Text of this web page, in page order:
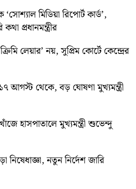
মিডিয়া রিপোর্ট কার্ড’,
প্রধানমন্ত্রীর
লেয়ার’ নয়, সুপ্রিম কোর্টে কেন্দ্রের
আগস্ট থেকে, বড় ঘোষণা মুখ্যমন্ত্রী
হাসপাতালে মুখ্যমন্ত্রী শুভেন্দু
নতুন নির্দেশ জারি